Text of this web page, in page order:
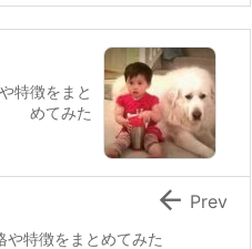
特徴をまと
めてみた
や特徴をまとめてみた
 Prev